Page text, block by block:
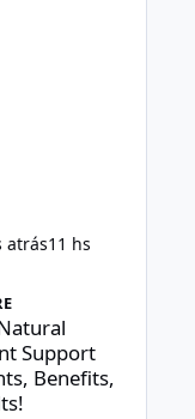
atrás11 hs
Management
Support
Benefits,